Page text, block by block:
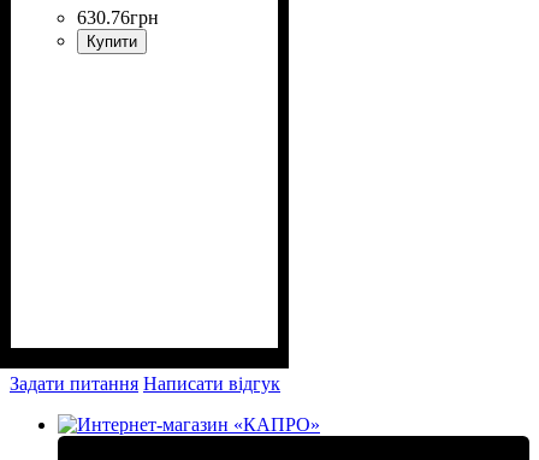
630.76грн
Купити
Задати питання Написати відгук